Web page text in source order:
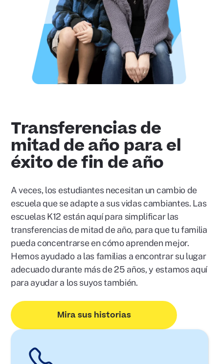
Transferencias de
mitad de año para el
éxito de fin de año
A veces, los estudiantes necesitan un cambio de
escuela que se adapte a sus vidas cambiantes. Las
escuelas K12 están aquí para simplificar las
transferencias de mitad de año, para que tu familia
pueda concentrarse en cómo aprenden mejor.
Hemos ayudado a las familias a encontrar su lugar
adecuado durante más de 25 años, y estamos aquí
para ayudar a los suyos también.
Mira sus historias
Reproducir
video